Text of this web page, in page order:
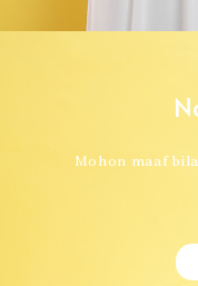
Mohon maaf